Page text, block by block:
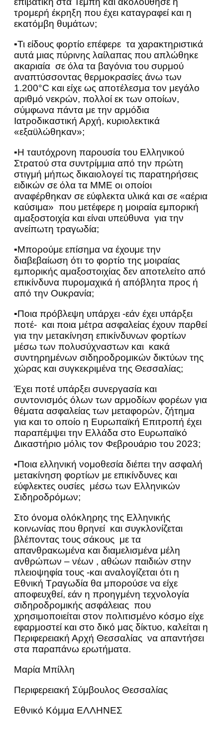
τρομερή έκρηξη που έχει καταγραφεί και η
εκατόμβη θυμάτων;
▪Τι είδους φορτίο επέφερε τα χαρακτηριστικά
αυτά μιας πύρινης λαίλαπας που απλώθηκε
ακαριαία σε όλα τα βαγόνια του συρμού
αναπτύσσοντας θερμοκρασίες άνω των
1.200°C και είχε ως αποτέλεσμα τον μεγάλο
αριθμό νεκρών, πολλοί εκ των οποίων,
σύμφωνα πάντα με την αρμόδια
Ιατροδικαστική Αρχή, κυριολεκτικά
«εξαϋλώθηκαν»;
▪Η ταυτόχρονη παρουσία του Ελληνικού
Στρατού στα συντρίμμια από την πρώτη
στιγμή μήπως δικαιολογεί τις παρατηρήσεις
ειδικών σε όλα τα ΜΜΕ οι οποίοι
αναφέρθηκαν σε εύφλεκτα υλικά και σε «αέρια
καύσιμα» που μετέφερε η μοιραία εμπορική
αμαξοστοιχία και είναι υπεύθυνα για την
ανείπωτη τραγωδία;
▪Μπορούμε επίσημα να έχουμε την
διαβεβαίωση ότι το φορτίο της μοιραίας
εμπορικής αμαξοστοιχίας δεν αποτελείτο από
επικίνδυνα πυρομαχικά ή απόβλητα προς ή
από την Ουκρανία;
▪Ποια πρόβλεψη υπάρχει -εάν έχει υπάρξει
ποτέ- και ποια μέτρα ασφαλείας έχουν παρθεί
για την μετακίνηση επικίνδυνων φορτίων
μέσω των πολυσύχναστων και κακά
συντηρημένων σιδηροδρομικών δικτύων της
χώρας και συγκεκριμένα της Θεσσαλίας;
Έχει ποτέ υπάρξει συνεργασία και
συντονισμός όλων των αρμοδίων φορέων για
θέματα ασφαλείας των μεταφορών, ζήτημα
για και το οποίο η Ευρωπαϊκή Επιτροπή έχει
παραπέμψει την Ελλάδα στο Ευρωπαϊκό
Δικαστήριο μόλις τον Φεβρουάριο του 2023;
▪Ποια ελληνική νομοθεσία διέπει την ασφαλή
μετακίνηση φορτίων με επικίνδυνες και
εύφλεκτες ουσίες μέσω των Ελληνικών
Σιδηροδρόμων;
Στο όνομα ολόκληρης της Ελληνικής
κοινωνίας που θρηνεί και συγκλονίζεται
βλέποντας τους σάκους με τα
απανθρακωμένα και διαμελισμένα μέλη
ανθρώπων – νέων , αθώων παιδιών στην
πλειοψηφία τους -και αναλογίζεται ότι η
Εθνική Τραγωδία θα μπορούσε να είχε
αποφευχθεί, εάν η προηγμένη τεχνολογία
σιδηροδρομικής ασφάλειας που
χρησιμοποιείται στον πολιτισμένο κόσμο είχε
εφαρμοστεί και στο δικό μας δίκτυο, καλείται η
Περιφερειακή Αρχή Θεσσαλίας να απαντήσει
στα παραπάνω ερωτήματα.
Μαρία Μπίλλη
Περιφερειακή Σύμβουλος Θεσσαλίας
Εθνικό Κόμμα ΕΛΛΗΝΕΣ